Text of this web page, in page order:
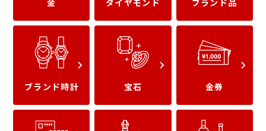
金 ダイヤモンド ブランド品
ブランド時計 宝石 金券